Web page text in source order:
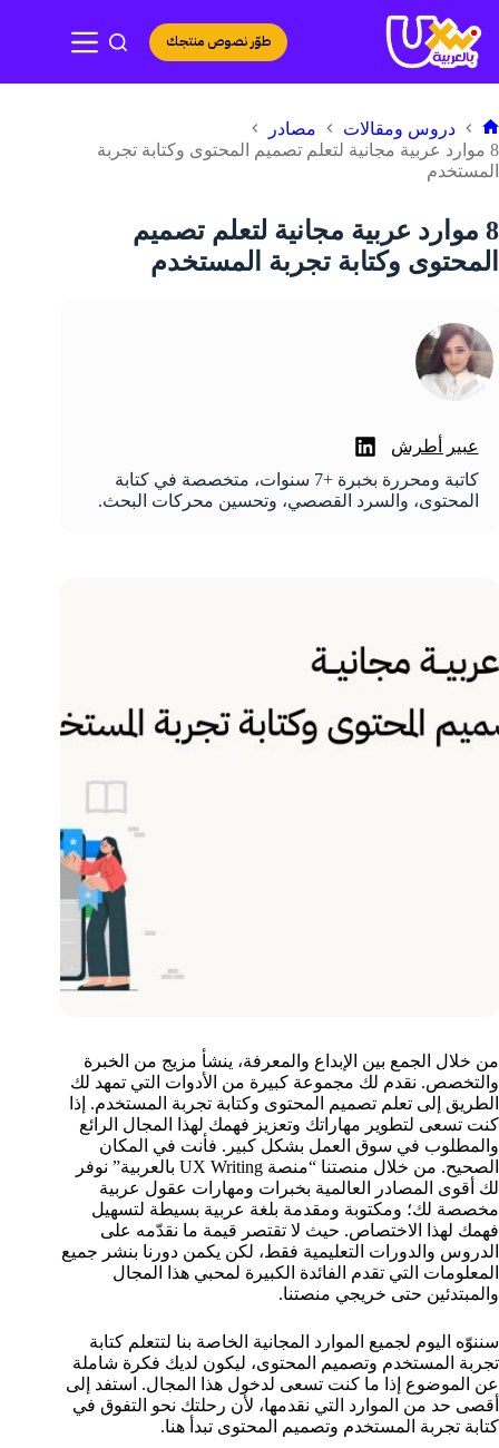
إلى
المحتوى
طوّر نصوص منتجك
الرئيسية
دروس ومقالات
مصادر
8 موارد عربية مجانية لتعلم تصميم المحتوى وكتابة تجربة
المستخدم
8 موارد عربية مجانية لتعلم تصميم
المحتوى وكتابة تجربة المستخدم
عبير أطرش
كاتبة ومحررة بخبرة +7 سنوات، متخصصة في كتابة
المحتوى، والسرد القصصي، وتحسين محركات البحث.
من خلال الجمع بين الإبداع والمعرفة، ينشأ مزيج من الخبرة
والتخصص. نقدم لك مجموعة كبيرة من الأدوات التي تمهد لك
الطريق إلى تعلم تصميم المحتوى وكتابة تجربة المستخدم. إذا
كنت تسعى لتطوير مهاراتك وتعزيز فهمك لهذا المجال الرائع
والمطلوب في سوق العمل بشكل كبير. فأنت في المكان
الصحيح. من خلال منصتنا “منصة UX Writing بالعربية” نوفر
لك أقوى المصادر العالمية بخبرات ومهارات عقول عربية
مخصصة لك؛ ومكتوبة ومقدمة بلغة عربية بسيطة لتسهيل
فهمك لهذا الاختصاص. حيث لا تقتصر قيمة ما نقدّمه على
الدروس والدورات التعليمية فقط، لكن يكمن دورنا بنشر جميع
المعلومات التي تقدم الفائدة الكبيرة لمحبي هذا المجال
والمبتدئين حتى خريجي منصتنا.
سننوّه اليوم لجميع الموارد المجانية الخاصة بنا لتتعلم كتابة
تجربة المستخدم وتصميم المحتوى، ليكون لديك فكرة شاملة
عن الموضوع إذا ما كنت تسعى لدخول هذا المجال. استفد إلى
أقصى حد من الموارد التي نقدمها، لأن رحلتك نحو التفوق في
كتابة تجربة المستخدم وتصميم المحتوى تبدأ هنا.